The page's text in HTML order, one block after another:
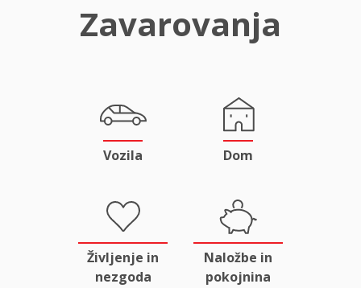
Zavarovanja
Vozila Dom
Življenje in
nezgoda
Naložbe in
pokojnina